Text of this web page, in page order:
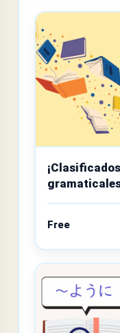
Free